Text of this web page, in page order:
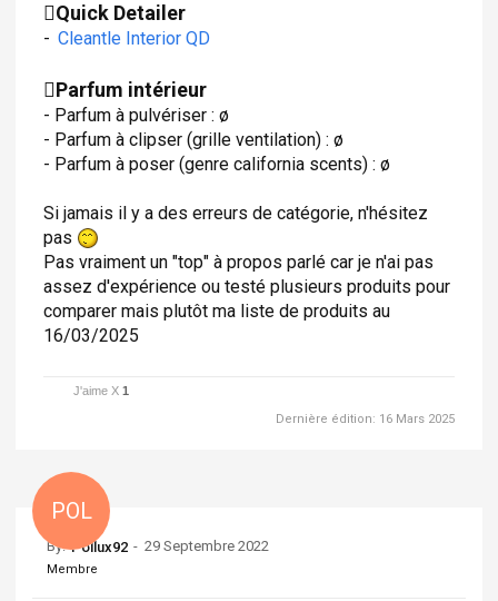
Quick Detailer
- Cleantle Interior QD
Parfum intérieur
- Parfum à pulvériser : ø
- Parfum à clipser (grille ventilation) : ø
- Parfum à poser (genre california scents) : ø
Si jamais il y a des erreurs de catégorie, n'hésitez
pas
Pas vraiment un "top" à propos parlé car je n'ai pas
assez d'expérience ou testé plusieurs produits pour
comparer mais plutôt ma liste de produits au
16/03/2025
J'aime X1
Dernière édition: 16 Mars 2025
POL
By: Pollux92 -29 Septembre 2022
Membre